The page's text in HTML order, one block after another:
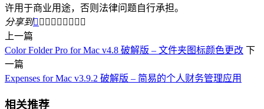
许用于商业用途，否则法律问题自行承担。
分享到        
上一篇
Color Folder Pro for Mac v4.8 破解版 – 文件夹图标颜色更改 下
一篇
Expenses for Mac v3.9.2 破解版 – 简易的个人财务管理应用
相关推荐